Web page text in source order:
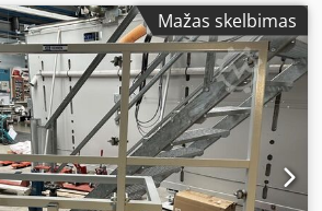
Mažas skelbimas